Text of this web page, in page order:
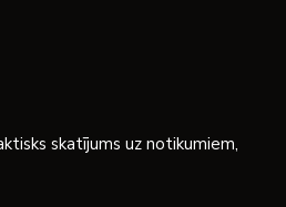
skatījums uz notikumiem,